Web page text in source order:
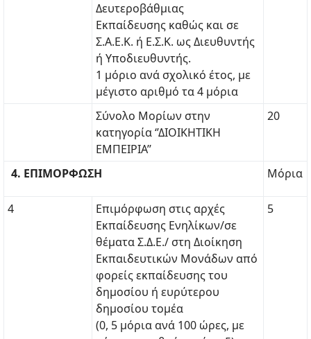
Δευτεροβάθμιας
Εκπαίδευσης καθώς και σε
Σ.Α.Ε.Κ. ή Ε.Σ.Κ. ως Διευθυντής
ή Υποδιευθυντής.
1 μόριο ανά σχολικό έτος, με
μέγιστο αριθμό τα 4 μόρια
Σύνολο Μορίων στην
κατηγορία ‘’ΔΙΟΙΚΗΤΙΚΗ
ΕΜΠΕΙΡΙΑ’’
20
4. ΕΠΙΜΟΡΦΩΣΗ Μόρια
4
Επιμόρφωση στις αρχές
Εκπαίδευσης Ενηλίκων/σε
θέματα Σ.Δ.Ε./ στη Διοίκηση
Εκπαιδευτικών Μονάδων από
φορείς εκπαίδευσης του
δημοσίου ή ευρύτερου
δημοσίου τομέα
(0, 5 μόρια ανά 100 ώρες, με
5